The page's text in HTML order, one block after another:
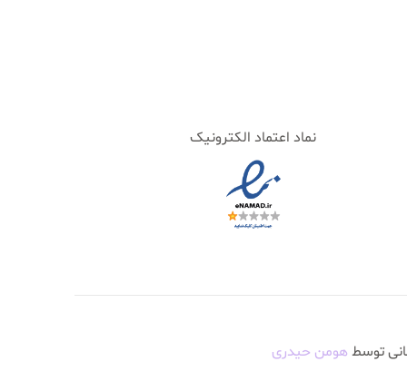
نماد اعتماد الکترونیک
توسط هومن حیدری